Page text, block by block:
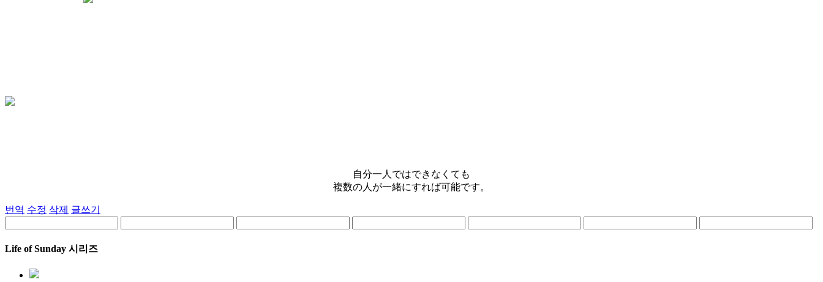
自分一人ではできなくても
複数の人が一緒にすれば可能です。
번역 수정 삭제 글쓰기
Life of Sunday 시리즈